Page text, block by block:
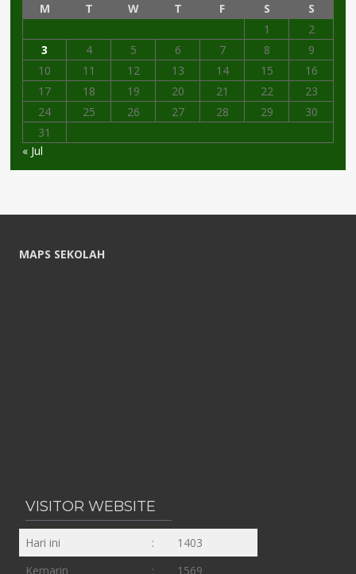
M
T W T F S
S
1
2
3
4 5 6 7 8
9
10
11 12 13 14 15
16
17
18 19 20 21 22
23
24
25 26 27 28 29
30
31
« Jul
MAPS SEKOLAH
VISITOR WEBSITE
Hari ini :
1403
Kemarin
: 1569